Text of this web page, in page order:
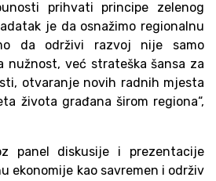
prihvati principe zelenog
je da osnažimo regionalnu
da održivi razvoj nije samo
nužnost, već strateška šansa za
otvaranje novih radnih mjesta
života građana širom regiona“,
panel diskusije i prezentacije
ekonomije kao savremen i održiv